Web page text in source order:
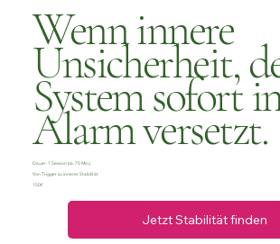
Wenn innere
Unsicherheit,
System sofort
Alarm versetzt.
Dauer: 1 Session (ca. 75 Min.)
Von Trigger zu innerer Stabilität
150€
Jetzt Stabilität finden